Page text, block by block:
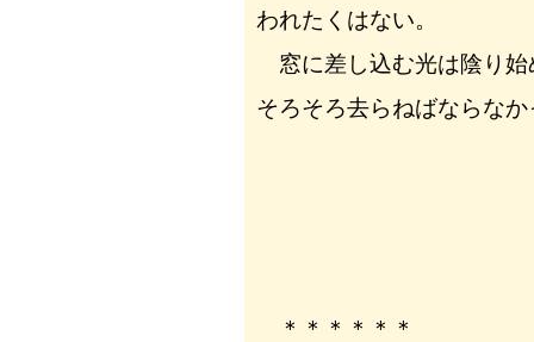
われたくはない。
窓に差し込む光は陰り始
そろそろ去らねばならなか
＊＊＊＊＊＊